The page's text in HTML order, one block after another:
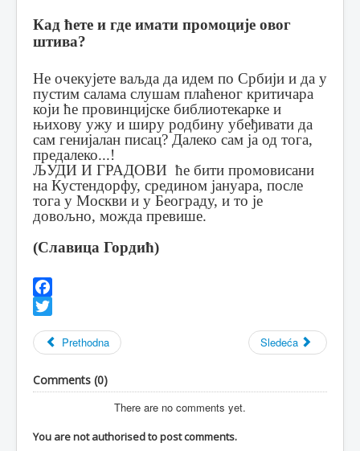
Кад ћете и где имати промоције овог
штива?
Не очекујете ваљда да идем по Србији и да у
пустим салама слушам плаћеног критичара
који ће провинцијске библиотекарке и
њихову ужу и ширу родбину убеђивати да
сам генијалан писац? Далеко сам ја од тога,
предалеко...!
ЉУДИ И ГРАДОВИ ће бити промовисани
на Кустендорфу, средином јануара, после
тога у Москви и у Београду, и то је
довољно, можда превише.
(Славица Гордић)
Facebook
Prethodna
Sledeća
Comments (0)
There are no comments yet.
You are not authorised to post comments.